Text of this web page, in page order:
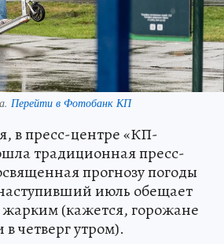
Перейти в Фотобанк КП
в пресс-центре «КП-
традиционная пресс-
прогнозу погоды
июль обещает
(кажется, горожане
четверг утром).